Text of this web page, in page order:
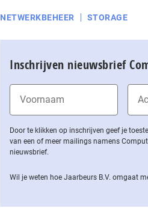
NETWERKBEHEER STORAGE
Inschrijven nieuwsbrief
Door te klikken op inschrijven geef je
van een of meer mailings namens
nieuwsbrief.
Wil je weten hoe Jaarbeurs B.V. omgaat